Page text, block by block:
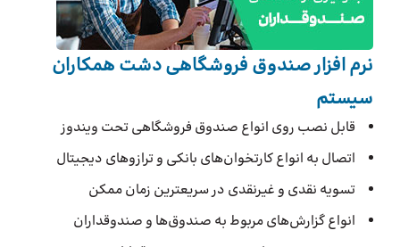
نرم افزار صندوق فروشگاهی دشت همکاران
سیستم
قابل نصب روی انواع صندوق فروشگاهی تحت ویندوز
اتصال به انواع کارتخوان‌های بانکی و ترازوهای دیجیتال
تسویه نقدی و غیرنقدی در سریعترین زمان ممکن
انواع گزارش‌های مربوط به صندوق‌ها و صندوقداران